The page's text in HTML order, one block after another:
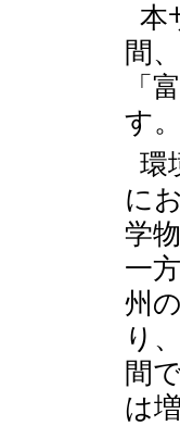
本
間
「
す。
環
に
学
一
州
り
間
は